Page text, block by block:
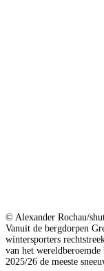
© Alexander Rochau/
Vanuit de bergdorpen
wintersporters
van het
2025/26 de meeste